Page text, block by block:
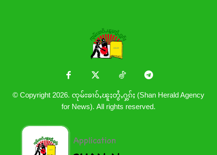
© Copyright 2026. ၸုမ်းၶၢဝ်ႇၽူႈတွႆႇႁွၵ်ႈ (Shan Herald Agency
for News). All rights reserved.